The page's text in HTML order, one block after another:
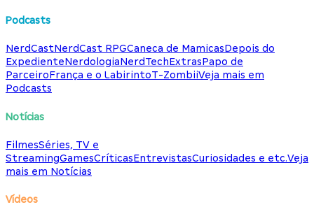
Podcasts
NerdCastNerdCast RPGCaneca de MamicasDepois do
ExpedienteNerdologiaNerdTechExtrasPapo de
ParceiroFrança e o LabirintoT-ZombiiVeja mais em
Podcasts
Notícias
FilmesSéries, TV e
StreamingGamesCríticasEntrevistasCuriosidades e etc.Veja
mais em Notícias
Vídeos